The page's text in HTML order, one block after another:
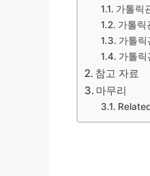
가톨릭
가톨릭
가톨릭
가톨릭
참고 자료
마무리